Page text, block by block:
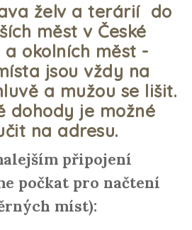
želv a terárií do
měst v České
a okolních měst -
jsou vždy na
a mužou se lišit.
dohody je možné
na adresu.
připojení
počkat pro načtení
míst):